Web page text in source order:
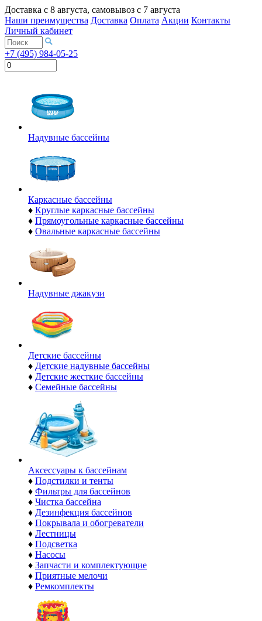
Доставка с 8 августа, самовывоз с 7 августа
Наши преимущества Доставка Оплата Акции Контакты
Личный кабинет
+7 (495) 984-05-25
Надувные бассейны
Каркасные бассейны
♦ Круглые каркасные бассейны
♦ Прямоугольные каркасные бассейны
♦ Овальные каркасные бассейны
Надувные джакузи
Детские бассейны
♦ Детские надувные бассейны
♦ Детские жесткие бассейны
♦ Семейные бассейны
Аксессуары к бассейнам
♦ Подстилки и тенты
♦ Фильтры для бассейнов
♦ Чистка бассейна
♦ Дезинфекция бассейнов
♦ Покрывала и обогреватели
♦ Лестницы
♦ Подсветка
♦ Насосы
♦ Запчасти и комплектующие
♦ Приятные мелочи
♦ Ремкомплекты